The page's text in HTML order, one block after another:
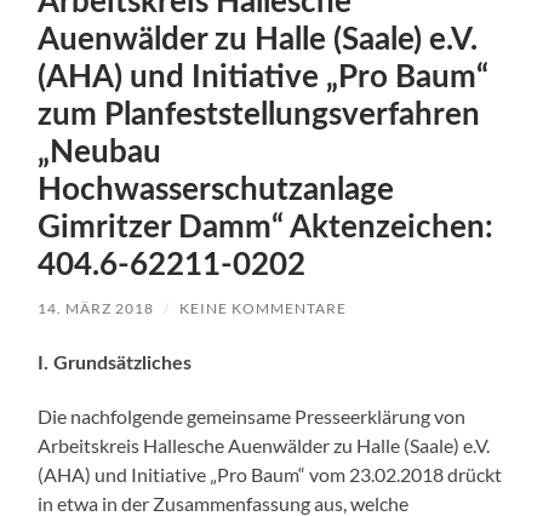
Auenwälder zu Halle (Saale) e.V.
(AHA) und Initiative „Pro Baum“
zum Planfeststellungsverfahren
„Neubau
Hochwasserschutzanlage
Gimritzer Damm“ Aktenzeichen:
404.6-62211-0202
14. MÄRZ 2018 / KEINE KOMMENTARE
I. Grundsätzliches
Die nachfolgende gemeinsame Presseerklärung von
Arbeitskreis Hallesche Auenwälder zu Halle (Saale) e.V.
(AHA) und Initiative „Pro Baum“ vom 23.02.2018 drückt
in etwa in der Zusammenfassung aus, welche